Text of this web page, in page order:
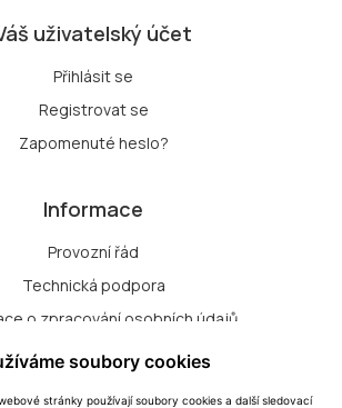
soubory cookies
stránky používají soubory cookies a další sledovací
uživatelský účet
Přihlásit se
Registrovat se
Zapomenuté heslo?
Informace
Provozní řád
Technická podpora
o zpracování osobních údajů
zpracování souborů cookie